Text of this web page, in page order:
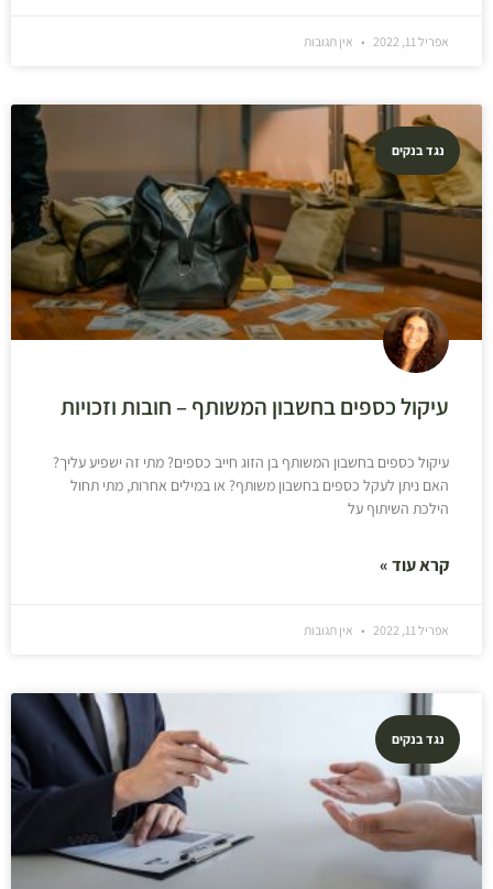
אפריל 11, 2022 אין תגובות
נגד בנקים
עיקול כספים בחשבון המשותף – חובות וזכויות
עיקול כספים בחשבון המשותף בן הזוג חייב כספים? מתי זה ישפיע עליך?
האם ניתן לעקל כספים בחשבון משותף? או במילים אחרות, מתי תחול
הילכת השיתוף על
קרא עוד »
אפריל 11, 2022 אין תגובות
נגד בנקים